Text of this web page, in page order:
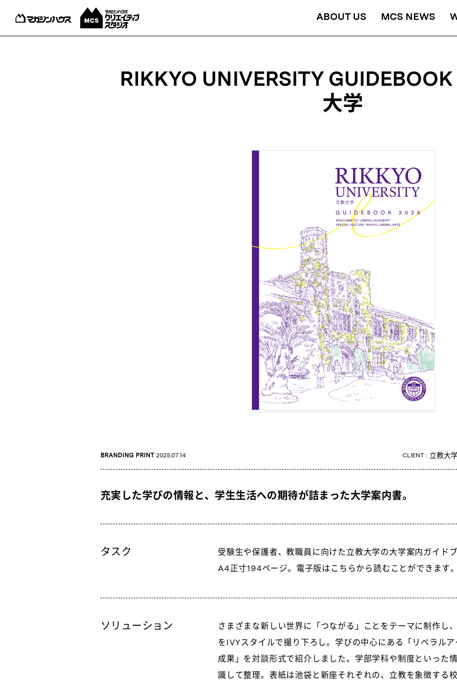
ABOUT US MCS NEWS
ABOUT US
MCS NEWS
WORKS
PROFILE
CONTACT
RIKKYO UNIVERSITY
大学
CLIENT 立教大
BRANDING PRINT 2025.07.14
充実した学びの情報と、学生生活への期待が詰まった大学案内書。
タスク
受験生や保護者、教職員に向けた立教大学の大学案内ガイドブ
A4正寸194ページ。電子版は こちらから読むことができます。
ソリューション
さまざまな新しい世界に「つながる」ことをテーマに制作し
をIVYスタイルで撮り下ろし。学びの中心にある「リベラル
成果」を対談形式で紹介しました。学部学科や制度といった
識して整理。表紙は池袋と新座それぞれの、立教を象徴する